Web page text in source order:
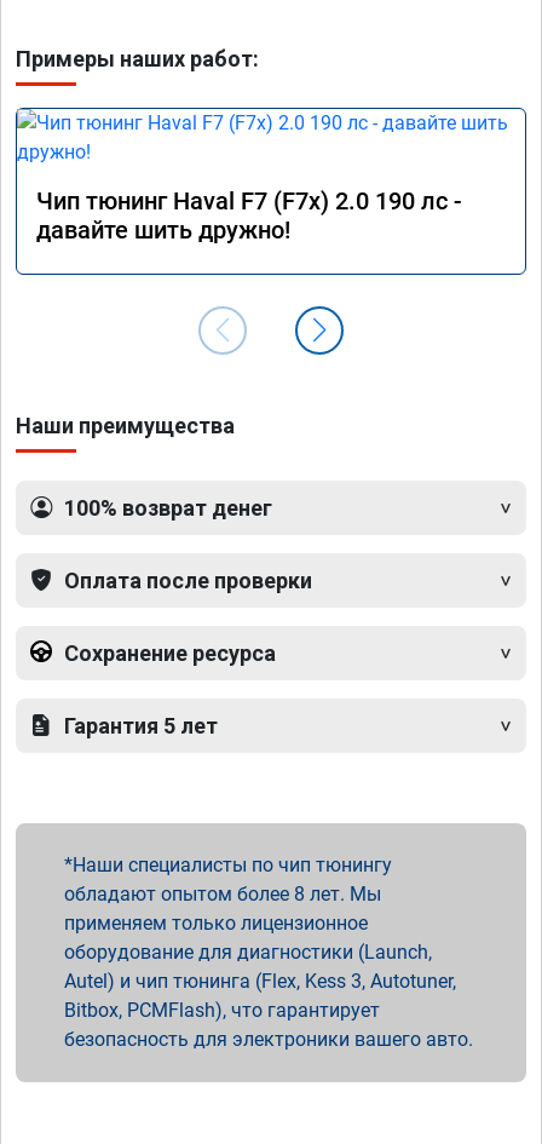
Примеры наших работ:
Чип тюнинг Haval F7 (F7x) 2.0 190 лс -
давайте шить дружно!
Наши преимущества
100% возврат денег
Оплата после проверки
Сохранение ресурса
Гарантия 5 лет
Наши специалисты по чип тюнингу
обладают опытом более 8 лет. Мы
применяем только лицензионное
оборудование для диагностики (Launch,
Autel) и чип тюнинга (Flex, Kess 3, Autotuner,
Bitbox, PCMFlash), что гарантирует
безопасность для электроники вашего авто.